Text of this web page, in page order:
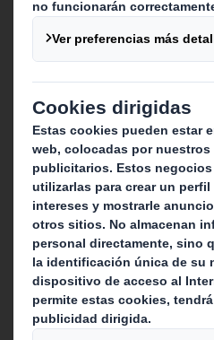
Sobre
Combinación
Que
Soluciones
Productos